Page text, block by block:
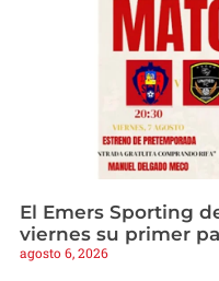
El Emers Sporting
viernes su primer
agosto 6, 2026